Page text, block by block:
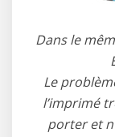
Dans le
Le
l’imprimé
porter et